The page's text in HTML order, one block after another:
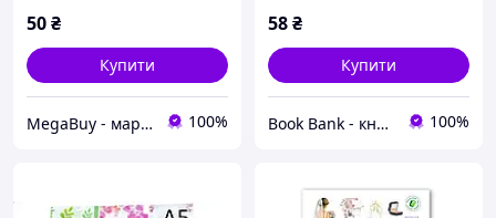
50₴
Купити
MegaBuy - маркет товарів для дому та рукоділля 100%
58₴
Купити
Book Bank - книги і канцтовари 100%